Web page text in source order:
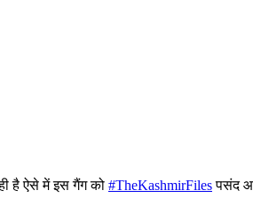
है ऐसे में इस गैंग को #TheKashmirFilesपसंद